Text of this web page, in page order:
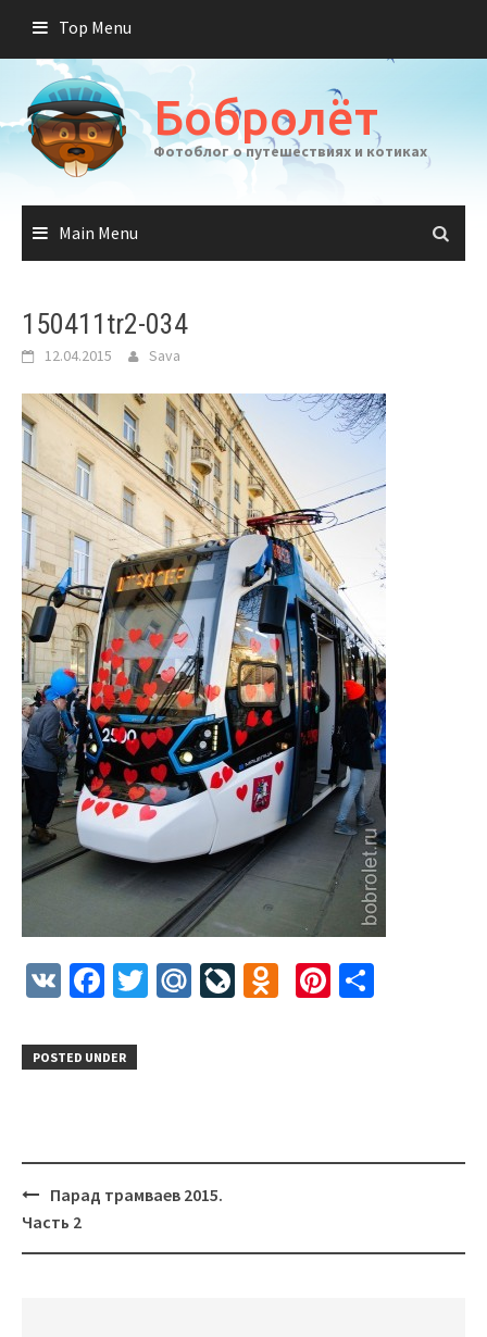
content
Top Menu
Бобролёт
Фотоблог о путешествиях и котиках
Main Menu
150411tr2-034
12.04.2015 Sava
VK Facebook
TwitterMail.Ru
LiveJournal
Odnoklassniki
Pinterest
POSTED UNDER
Post
navigation
Парад трамваев 2015.
Часть 2